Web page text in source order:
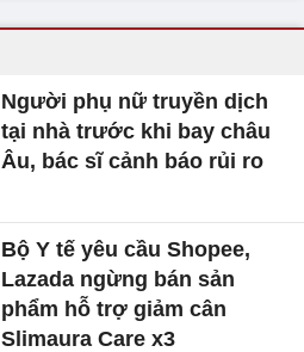
Người phụ nữ truyền dịch
tại nhà trước khi bay châu
Âu, bác sĩ cảnh báo rủi ro
Bộ Y tế yêu cầu Shopee,
Lazada ngừng bán sản
phẩm hỗ trợ giảm cân
Slimaura Care x3